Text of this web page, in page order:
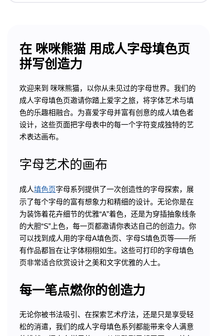
在 咪咪熊猫 用成人字母填色页
拼写创造力
欢迎来到 咪咪熊猫，以你从未见过的字母世界。我们的
成人字母填色页邀请你踏上爱字之旅，将字体艺术与填
色的乐趣相融合。为喜爱字母并富有创意的成人填色者
设计，这些页面把字母表中的每一个字符变成独特的艺
术表达画布。
字母艺术的画布
成人填色页字母系列提供了一次创造性的字母探索，展
示了每个字母的富有想象力和精细的设计。无论你是在
为装饰着花卉细节的优雅“A”着色，还是为穿插抽象线条
的大胆“S”上色，每一页都邀请你表达自己的创造力。你
可以找到成人用的字母A填色页、字母S填色页等——所
有作品都旨在让字体栩栩如生。这些可打印的字母填色
页非常适合欣赏设计之美和文字优雅的人士。
每一笔点燃你的创造力
无论你被书法吸引、在探索艺术疗法，还是只是享受轻
松的消遣，我们的成人字母填色系列都能带来令人满意